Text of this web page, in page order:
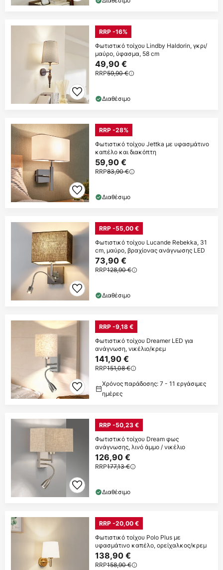
RRP -16%
Φωτιστικό τοίχου Lindby Haldorin, γκρι/
μαύρο, ύφασμα, 58 cm
49,90 €
RRP59,90 €
Διαθέσιμο
RRP -28%
Φωτιστικό τοίχου Jettka με υφασμάτινο
καπέλο και διακόπτη
59,90 €
RRP83,90 €
Διαθέσιμο
RRP -55,00 €
Φωτιστικό τοίχου Lucande Rebekka, 31
cm, μαύρο, βραχίονας ανάγνωσης LED
73,90 €
RRP128,90 €
Διαθέσιμο
RRP -9,18 €
Φωτιστικό τοίχου Dreamer LED για
ανάγνωση, νικέλιο/κρεμ
141,90 €
RRP151,08 €
Χρόνος παράδοσης: 7 - 11 εργάσιμες
ημέρες
RRP -50,23 €
Φωτιστικό τοίχου Dream φως
ανάγνωσης, λινό άμμο / νικέλιο
126,90 €
RRP177,13 €
Διαθέσιμο
RRP -20,00 €
Φωτιστικό τοίχου Polo Plus με
υφασμάτινο καπέλο, ορείχαλκος/κρεμ
138,90 €
RRP158,90 €